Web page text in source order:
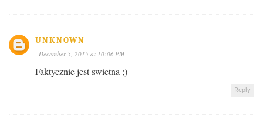
UNKNOWN
December 5, 2015 at 10:06 PM
Faktycznie jest swietna ;)
Reply